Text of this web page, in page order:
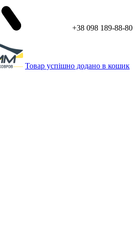
+38 098 189-88-80
Товар успішно додано в кошик